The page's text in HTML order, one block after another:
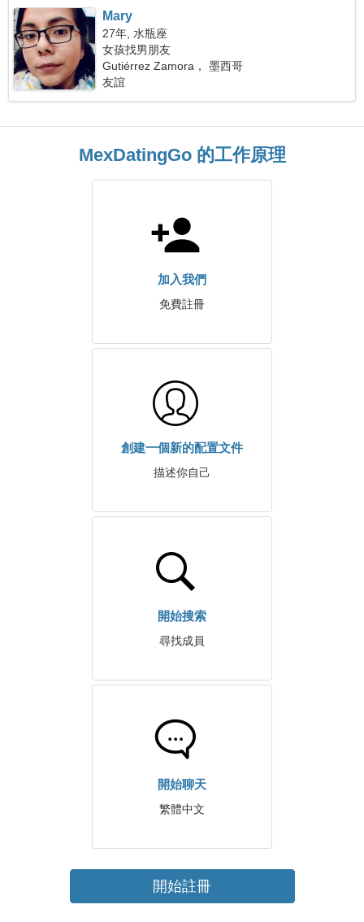
Mary
27年, 水瓶座
女孩找男朋友
Gutiérrez Zamora， 墨西哥
友誼
MexDatingGo 的工作原理
加入我們
免費註冊
創建一個新的配置文件
描述你自己
開始搜索
尋找成員
開始聊天
繁體中文
開始註冊